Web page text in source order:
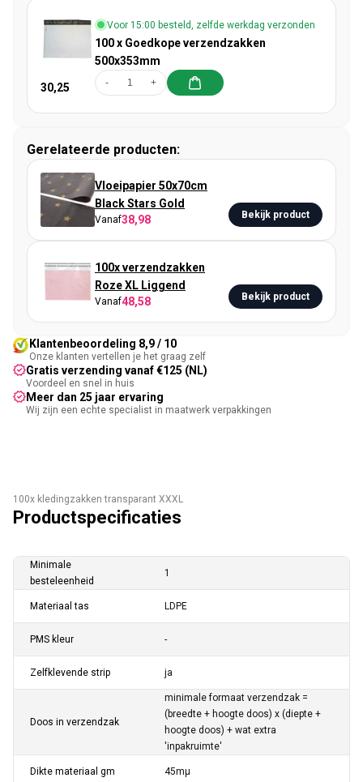
30,25
Voor 15:00 besteld, zelfde werkdag verzonden
100 x Goedkope verzendzakken
500x353mm
- +
Gerelateerde producten:
Vloeipapier 50x70cm
Black Stars Gold
Vanaf38,98 Bekijk product
100x verzendzakken
Roze XL Liggend
Vanaf48,58 Bekijk product
Klantenbeoordeling 8,9 / 10
Onze klanten vertellen je het graag zelf
Gratis verzending vanaf €125 (NL)
Voordeel en snel in huis
Meer dan 25 jaar ervaring
Wij zijn een echte specialist in maatwerk verpakkingen
100x kledingzakken transparant XXXL
Productspecificaties
Minimale
besteleenheid
1
Materiaal tas LDPE
PMS kleur -
Zelfklevende strip ja
Doos in verzendzak
minimale formaat verzendzak =
(breedte + hoogte doos) x (diepte +
hoogte doos) + wat extra
'inpakruimte'
Dikte materiaal gm 45mµ